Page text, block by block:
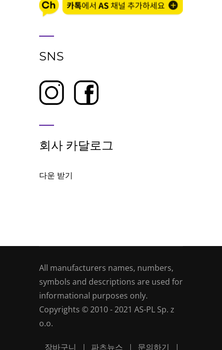
SNS
회사 카달로그
다운 받기
All manufacturers names, numbers,
symbols and descriptions are used for
informational purposes only.
Copyrights © 2010 - 2021 AS-PL Sp. z
o.o.
장바구니 파츠뉴스 문의하기